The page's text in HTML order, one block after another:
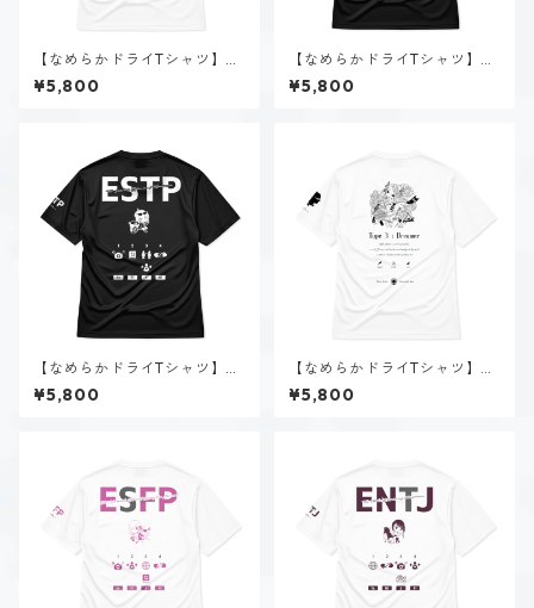
【なめらかドライTシャツ】タ
イプ６-慎む人（ホーリー）｜
ホワイト
¥5,800
【なめらかドライTシャツ】春
風 陽菜（ESFP）｜ブラック
¥5,800
【なめらかドライTシャツ】速
瀬 美姫（ESTP）｜ブラック
¥5,800
【なめらかドライTシャツ】タ
イプ３-求める人（ホーリー）
｜ホワイト
¥5,800